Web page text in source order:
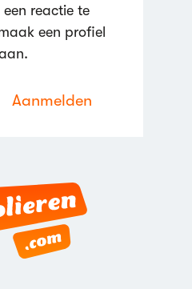
een reactie te
een profiel
Aanmelden